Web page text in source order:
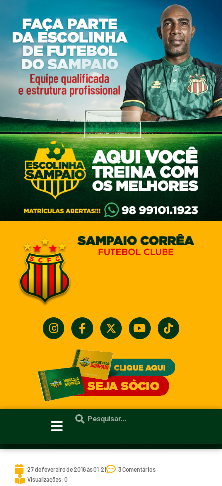
27 de fevereiro de 2016 às 01:21
3 Comentários
Visualizações: 0